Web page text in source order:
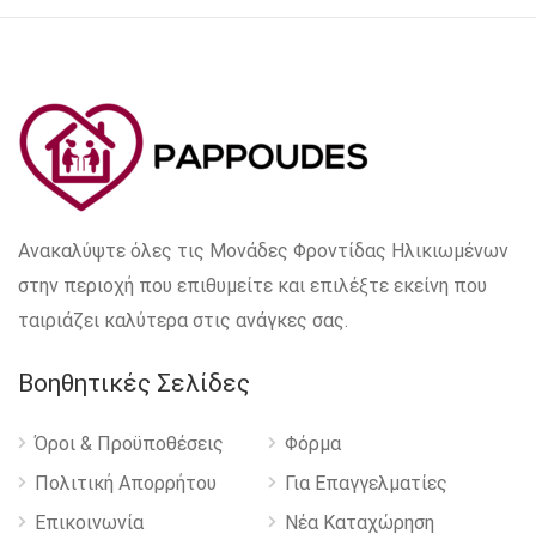
Ανακαλύψτε όλες τις Μονάδες Φροντίδας Ηλικιωμένων
στην περιοχή που επιθυμείτε και επιλέξτε εκείνη που
ταιριάζει καλύτερα στις ανάγκες σας.
Βοηθητικές Σελίδες
Όροι & Προϋποθέσεις
Πολιτική Απορρήτου
Επικοινωνία
Φόρμα
Για Επαγγελματίες
Νέα Καταχώρηση